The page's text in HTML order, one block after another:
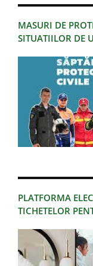
MASURI DE
SITUATIILOR DE
PLATFORMA
TICHETELOR